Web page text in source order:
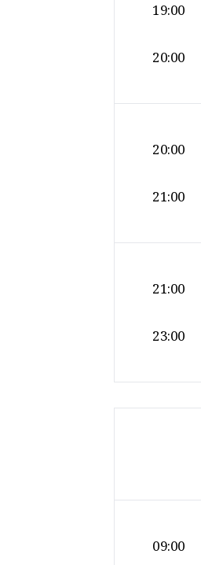
19:00
20:00
20:00
21:00
21:00
23:00
09:00